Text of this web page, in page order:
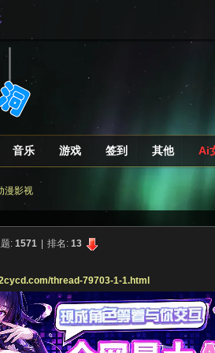
音乐 游戏 签到 其他 Ai
漫影视
题:1571 排名:13
thread-79703-1-1.html